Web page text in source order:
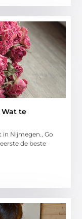
Wat te
in Nijmegen., Go
de beste